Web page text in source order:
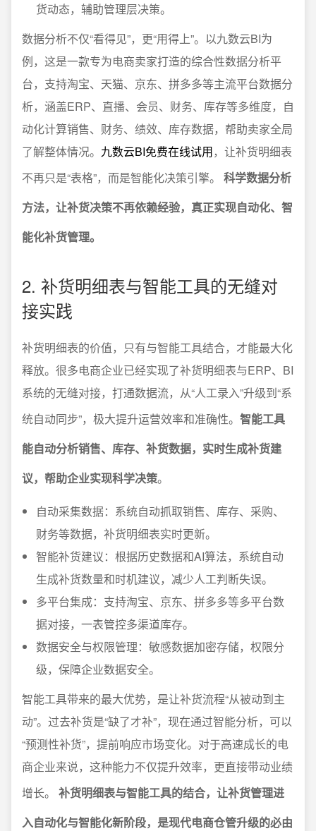
货动态，辅助管理层决策。
数据分析不仅“看得见”，更“用得上”。以九数云BI为
例，这是一款专为电商卖家打造的综合性数据分析平
台，支持淘宝、天猫、京东、拼多多等主流平台数据分
析，涵盖ERP、直播、会员、财务、库存等多维度，自
动化计算销售、财务、绩效、库存数据，帮助卖家全局
了解整体情况。 九数云BI免费在线试用，让补货明细表
不再只是“表格”，而是智能化决策引擎。 科学数据分析
方法，让补货决策不再依赖经验，真正实现自动化、智
能化补货管理。
2. 补货明细表与智能工具的无缝对
接实践
补货明细表的价值，只有与智能工具结合，才能最大化
释放。很多电商企业已经实现了补货明细表与ERP、BI
系统的无缝对接，打通数据流，从“人工录入”升级到“系
统自动同步”，极大提升运营效率和准确性。 智能工具
能自动分析销售、库存、补货数据，实时生成补货建
议，帮助企业实现科学决策。
自动采集数据：系统自动抓取销售、库存、采购、
财务等数据，补货明细表实时更新。
智能补货建议：根据历史数据和AI算法，系统自动
生成补货数量和时机建议，减少人工判断失误。
多平台集成：支持淘宝、京东、拼多多等多平台数
据对接，一表管控多渠道库存。
数据安全与权限管理：敏感数据加密存储，权限分
级，保障企业数据安全。
智能工具带来的最大优势，是让补货流程“从被动到主
动”。过去补货是“缺了才补”，现在通过智能分析，可以
“预测性补货”，提前响应市场变化。对于高速成长的电
商企业来说，这种能力不仅提升效率，更直接带动业绩
增长。 补货明细表与智能工具的结合，让补货管理进
入自动化与智能化新阶段，是现代电商仓管升级的必由